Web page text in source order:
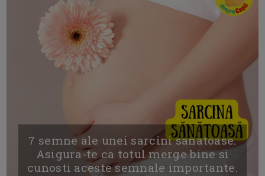
7 semne ale unei sarcini sanatoase.
Asigura-te ca totul merge bine si
cunosti aceste semnale importante.